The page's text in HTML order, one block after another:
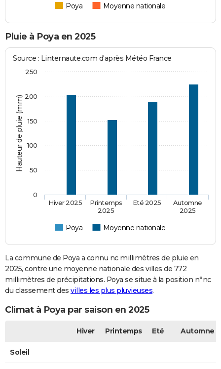
Poya Moyenne nationale
Pluie à Poya en 2025
Hauteur de pluie (mm)
Source : Linternaute.com d'après Météo France
Poya Moyenne nationale
Hiver 2025
Printemps
2025
Eté 2025
Automne
2025
0
50
100
150
200
250
La commune de Poya a connu nc millimètres de pluie en
2025, contre une moyenne nationale des villes de 772
millimètres de précipitations. Poya se situe à la position n°nc
du classement des villes les plus pluvieuses.
Climat à Poya par saison en 2025
Hiver Printemps Eté Automne
Soleil